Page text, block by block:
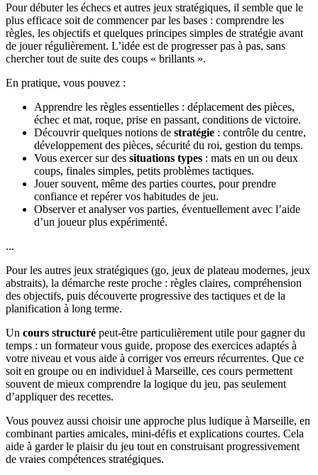
Pour débuter les échecs et autres jeux stratégiques, il semble que le
plus efficace soit de commencer par les bases : comprendre les
règles, les objectifs et quelques principes simples de stratégie avant
de jouer régulièrement. L’idée est de progresser pas à pas, sans
chercher tout de suite des coups « brillants ».
En pratique, vous pouvez :
Apprendre les règles essentielles : déplacement des pièces,
échec et mat, roque, prise en passant, conditions de victoire.
Découvrir quelques notions de stratégie : contrôle du centre,
développement des pièces, sécurité du roi, gestion du temps.
Vous exercer sur des situations types : mats en un ou deux
coups, finales simples, petits problèmes tactiques.
Jouer souvent, même des parties courtes, pour prendre
confiance et repérer vos habitudes de jeu.
Observer et analyser vos parties, éventuellement avec l’aide
d’un joueur plus expérimenté.
...
Pour les autres jeux stratégiques (go, jeux de plateau modernes, jeux
abstraits), la démarche reste proche : règles claires, compréhension
des objectifs, puis découverte progressive des tactiques et de la
planification à long terme.
Un cours structuré peut-être particulièrement utile pour gagner du
temps : un formateur vous guide, propose des exercices adaptés à
votre niveau et vous aide à corriger vos erreurs récurrentes. Que ce
soit en groupe ou en individuel à Marseille, ces cours permettent
souvent de mieux comprendre la logique du jeu, pas seulement
d’appliquer des recettes.
Vous pouvez aussi choisir une approche plus ludique à Marseille, en
combinant parties amicales, mini-défis et explications courtes. Cela
aide à garder le plaisir du jeu tout en construisant progressivement
de vraies compétences stratégiques.